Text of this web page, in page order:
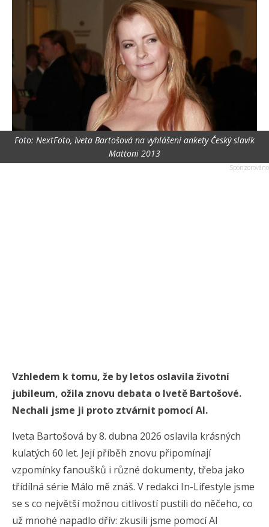
Foto: NextFoto, Iveta Bartošová na vyhlášení ankety Český slavík
Mattoni 2013
Vzhledem k tomu, že by letos oslavila životní
jubileum, ožila znovu debata o Ivetě Bartošové.
Nechali jsme ji proto ztvárnit pomocí AI.
Iveta Bartošová by 8. dubna 2026 oslavila krásných
kulatých 60 let. Její příběh znovu připomínají
vzpomínky fanoušků i různé dokumenty, třeba jako
třídílná série Málo mě znáš. V redakci In-Lifestyle jsme
se s co největší možnou citlivostí pustili do něčeho, co
už mnohé napadlo dřív: zkusili jsme pomocí AI